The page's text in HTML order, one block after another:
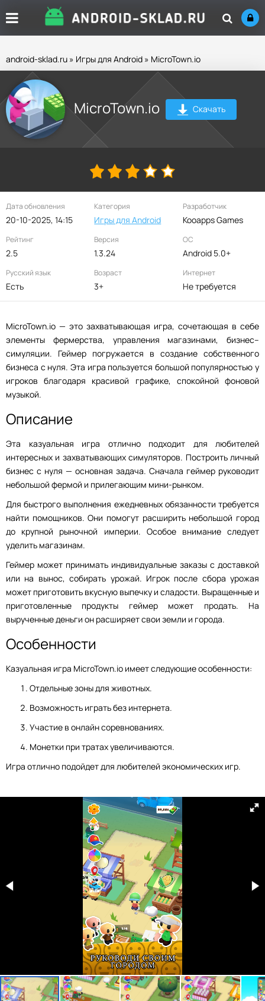
android-sklad.ru » Игры для Android » MicroTown.io
MicroTown.io Скачать
Дата обновления
20-10-2025, 14:15
Категория
Игры для Android
Разработчик
Kooapps Games
Рейтинг
2.5
Версия
1.3.24
ОС
Android 5.0+
Русский язык
Есть
Возраст
3+
Интернет
Не требуется
MicroTown.io — это захватывающая игра, сочетающая в себе
элементы фермерства, управления магазинами, бизнес–
симуляции. Геймер погружается в создание собственного
бизнеса с нуля. Эта игра пользуется большой популярностью у
игроков благодаря красивой графике, спокойной фоновой
музыкой.
Описание
Эта казуальная игра отлично подходит для любителей
интересных и захватывающих симуляторов. Построить личный
бизнес с нуля — основная задача. Сначала геймер руководит
небольшой фермой и прилегающим мини-рынком.
Для быстрого выполнения ежедневных обязанности требуется
найти помощников. Они помогут расширить небольшой город
до крупной рыночной империи. Особое внимание следует
уделить магазинам.
Геймер может принимать индивидуальные заказы с доставкой
или на вынос, собирать урожай. Игрок после сбора урожая
может приготовить вкусную выпечку и сладости. Выращенные и
приготовленные продукты геймер может продать. На
вырученные деньги он расширяет свои земли и города.
Особенности
Казуальная игра MicroTown.io имеет следующие особенности:
Отдельные зоны для животных.
Возможность играть без интернета.
Участие в онлайн соревнованиях.
Монетки при тратах увеличиваются.
Игра отлично подойдет для любителей экономических игр.